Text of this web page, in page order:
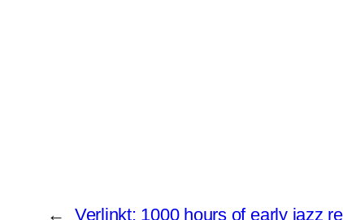
← Verlinkt: 1000 hours of early jazz